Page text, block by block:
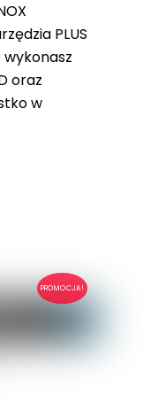
PLUS
wykonasz
oraz
w
PROMOCJA!